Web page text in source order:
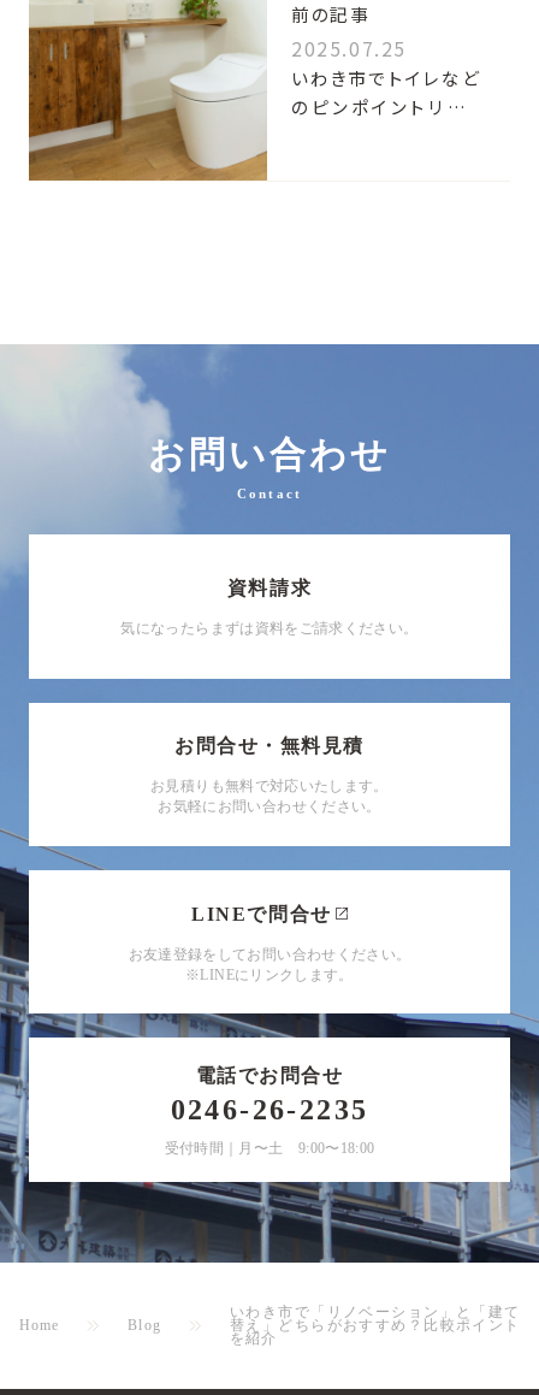
前の記事
2025.07.25
いわき市でトイレなど
のピンポイントリフォ
お問い合わせ
Contact
資料請求
気になったらまずは資料をご請求ください。
お問合せ・無料見積
お見積りも無料で対応いたします。
お気軽にお問い合わせください。
LINEで問合せ
お友達登録をしてお問い合わせください。
※LINEにリンクします。
電話でお問合せ
0246-26-2235
受付時間｜月〜土 9:00〜18:00
Home Blog
いわき市で「リノベーション」と「建て
替え」どちらがおすすめ？比較ポイント
を紹介